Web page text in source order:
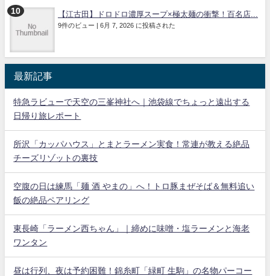
【江古田】ドロドロ濃厚スープ×極太麺の衝撃！百名店...
9件のビュー | 6月 7, 2026 に投稿された
最新記事
特急ラビューで天空の三峯神社へ｜池袋線でちょっと遠出する
日帰り旅レポート
所沢「カッパハウス」とまとラーメン実食！常連が教える絶品
チーズリゾットの裏技
空腹の日は練馬「麺 酒 やまの」へ！トロ豚まぜそば＆無料追い
飯の絶品ペアリング
東長崎「ラーメン西ちゃん」｜締めに味噌・塩ラーメンと海老
ワンタン
昼は行列、夜は予約困難！錦糸町「緑町 生駒」の名物パーコー